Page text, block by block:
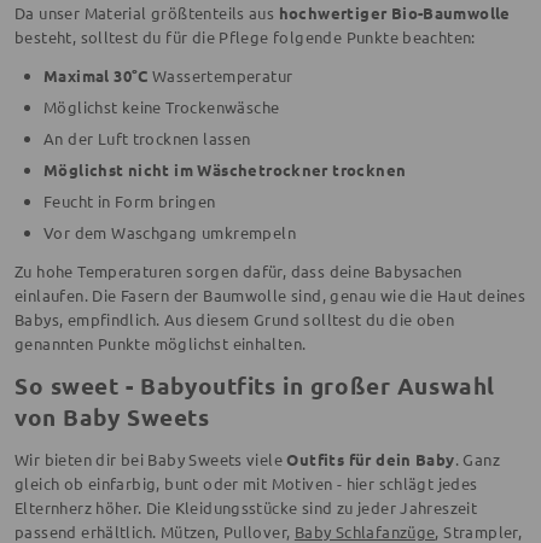
Da unser Material größtenteils aus hochwertiger Bio-Baumwolle
besteht, solltest du für die Pflege folgende Punkte beachten:
Maximal 30°C Wassertemperatur
Möglichst keine Trockenwäsche
An der Luft trocknen lassen
Möglichst nicht im Wäschetrockner trocknen
Feucht in Form bringen
Vor dem Waschgang umkrempeln
Zu hohe Temperaturen sorgen dafür, dass deine Babysachen
einlaufen. Die Fasern der Baumwolle sind, genau wie die Haut deines
Babys, empfindlich. Aus diesem Grund solltest du die oben
genannten Punkte möglichst einhalten.
So sweet - Babyoutfits in großer Auswahl
von Baby Sweets
Wir bieten dir bei Baby Sweets vieleOutfits für dein Baby. Ganz
gleich ob einfarbig, bunt oder mit Motiven - hier schlägt jedes
Elternherz höher. Die Kleidungsstücke sind zu jeder Jahreszeit
passend erhältlich. Mützen, Pullover, Baby Schlafanzüge, Strampler,